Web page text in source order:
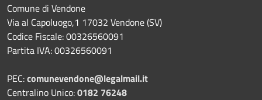
Comune di Vendone
Via al Capoluogo,1 17032 Vendone (SV)
Codice Fiscale: 00326560091
Partita IVA: 00326560091
PEC:comunevendone@legalmail.it
Centralino Unico:0182 76248